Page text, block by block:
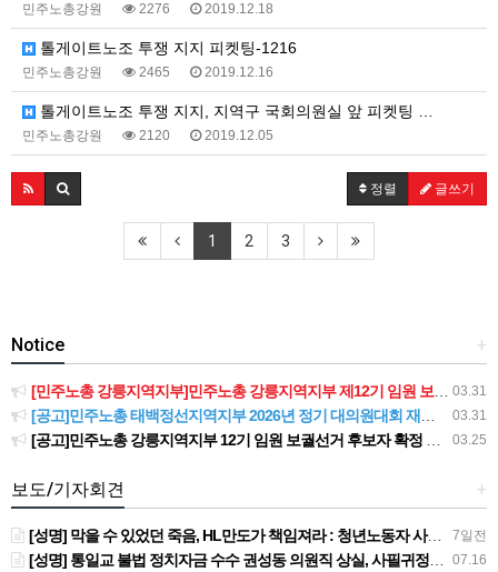
민주노총강원 2276 2019.12.18
톨게이트노조 투쟁 지지 피켓팅-1216
민주노총강원 2465 2019.12.16
톨게이트노조 투쟁 지지, 지역구 국회의원실 앞 피켓팅 …
민주노총강원 2120 2019.12.05
정렬 글쓰기
1 2 3
+
Notice
03.31
[민주노총 강릉지역지부]민주노총 강릉지역지부 제12기 임원 보궐선거결과 공고
03.31
[공고]민주노총 태백정선지역지부 2026년 정기 대의원대회 재소집 건
03.25
[공고]민주노총 강릉지역지부 12기 임원 보궐선거 후보자 확정 공고
+
보도/기자회견
7일전
[성명] 막을 수 있었던 죽음, HL만도가 책임져라 : 청년노동자 사망사고의 철저한 진상규명과 재발방지 대책 마련하라
07.16
[성명] 통일교 불법 정치자금 수수 권성동 의원직 상실, 사필귀정이다